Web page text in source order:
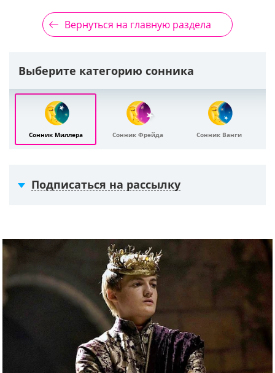
Вернуться на главную раздела
Выберите категорию сонника
Сонник Миллера Сонник Фрейда Сонник Ванги
Подписаться на рассылку